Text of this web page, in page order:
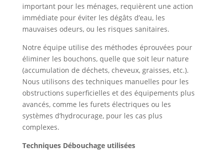
important pour les ménages, requièrent une action
immédiate pour éviter les dégâts d’eau, les
mauvaises odeurs, ou les risques sanitaires.
Notre équipe utilise des méthodes éprouvées pour
éliminer les bouchons, quelle que soit leur nature
(accumulation de déchets, cheveux, graisses, etc.).
Nous utilisons des techniques manuelles pour les
obstructions superficielles et des équipements plus
avancés, comme les furets électriques ou les
systèmes d’hydrocurage, pour les cas plus
complexes.
Techniques Débouchage utilisées